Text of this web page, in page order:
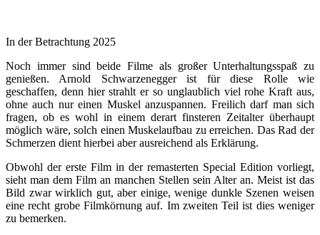
In der Betrachtung 2025
Noch immer sind beide Filme als großer Unterhaltungsspaß zu
genießen. Arnold Schwarzenegger ist für diese Rolle wie
geschaffen, denn hier strahlt er so unglaublich viel rohe Kraft aus,
ohne auch nur einen Muskel anzuspannen. Freilich darf man sich
fragen, ob es wohl in einem derart finsteren Zeitalter überhaupt
möglich wäre, solch einen Muskelaufbau zu erreichen. Das Rad der
Schmerzen dient hierbei aber ausreichend als Erklärung.
Obwohl der erste Film in der remasterten Special Edition vorliegt,
sieht man dem Film an manchen Stellen sein Alter an. Meist ist das
Bild zwar wirklich gut, aber einige, wenige dunkle Szenen weisen
eine recht grobe Filmkörnung auf. Im zweiten Teil ist dies weniger
zu bemerken.